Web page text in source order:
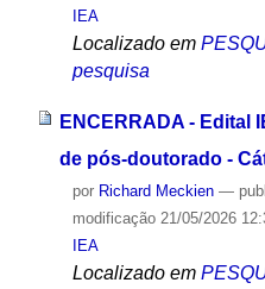
IEA
Localizado em
pesquisa
ENCERRADA - Edital
de pós-doutorado -
por Richard Meckien —
modificação21/05/2026
IEA
Localizado em